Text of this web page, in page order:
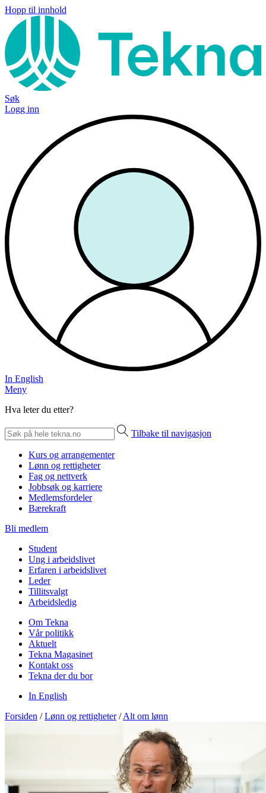
Hopp til innhold
Søk
Logg inn
In English
Meny
Hva leter du etter?
Tilbake til navigasjon
Kurs og arrangementer
Lønn og rettigheter
Fag og nettverk
Jobbsøk og karriere
Medlemsfordeler
Bærekraft
Bli medlem
Student
Ung i arbeidslivet
Erfaren i arbeidslivet
Leder
Tillitsvalgt
Arbeidsledig
Om Tekna
Vår politikk
Aktuelt
Tekna Magasinet
Kontakt oss
Tekna der du bor
In English
Forsiden / Lønn og rettigheter / Alt om lønn